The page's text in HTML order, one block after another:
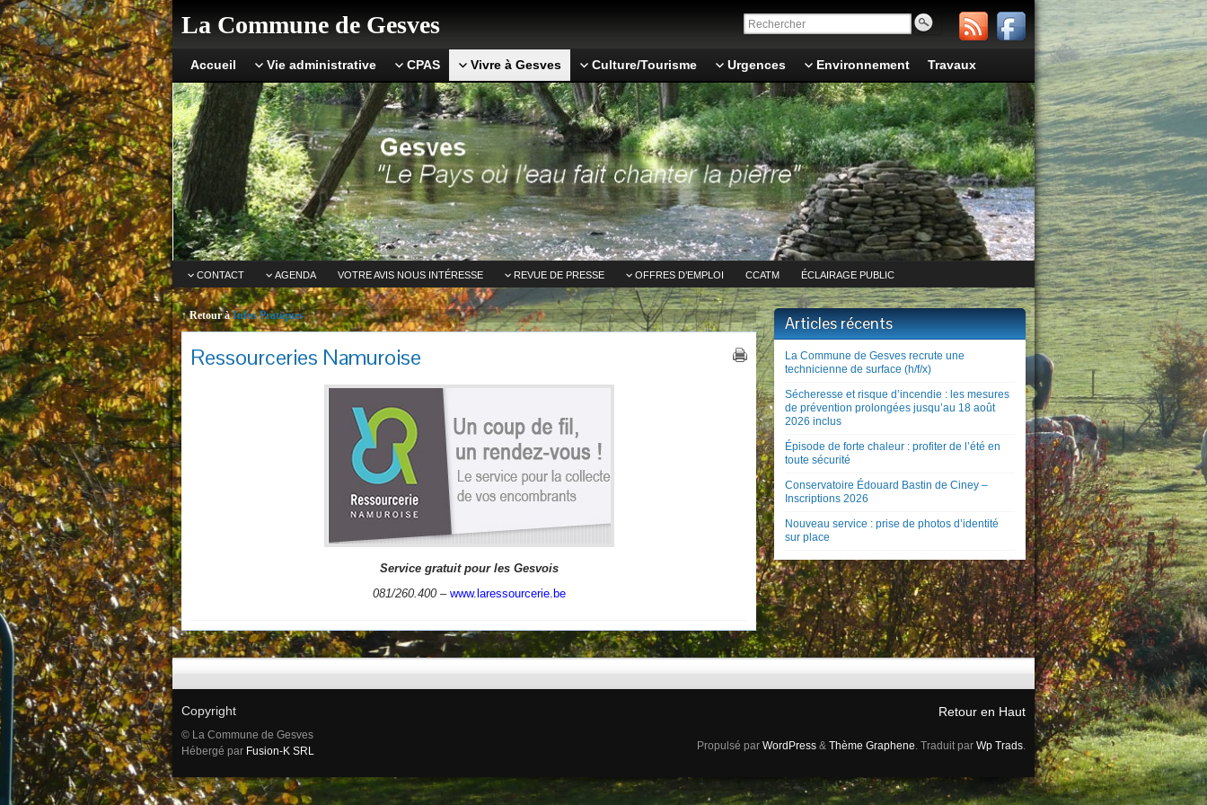
La Commune de Gesves
Accueil Vie administrative CPAS Vivre à Gesves Culture/Tourisme Urgences Environnement Travaux
CONTACT AGENDA VOTRE AVIS NOUS INTÉRESSE REVUE DE PRESSE OFFRES D’EMPLOI CCATM ÉCLAIRAGE PUBLIC
↑ Retour àInfos Pratiques
Ressourceries Namuroise
Service gratuit pour les Gesvois
081/260.400 – www.laressourcerie.be
Articles récents
La Commune de Gesves recrute une
technicienne de surface (h/f/x)
Sécheresse et risque d’incendie : les mesures
de prévention prolongées jusqu’au 18 août
2026 inclus
Épisode de forte chaleur : profiter de l’été en
toute sécurité
Conservatoire Édouard Bastin de Ciney –
Inscriptions 2026
Nouveau service : prise de photos d’identité
sur place
Copyright
© La Commune de Gesves
Hébergé par Fusion-K SRL
Retour en Haut
Propulsé par WordPress & Thème Graphene. Traduit par Wp Trads.